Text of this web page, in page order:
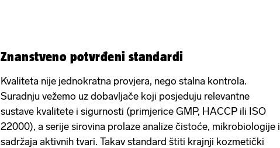
Znanstveno potvrđeni standardi
Kvaliteta nije jednokratna provjera, nego stalna kontrola.
Suradnju vežemo uz dobavljače koji posjeduju relevantne
sustave kvalitete i sigurnosti (primjerice GMP, HACCP ili ISO
22000), a serije sirovina prolaze analize čistoće, mikrobiologije i
sadržaja aktivnih tvari. Takav standard štiti krajnji kozmetički